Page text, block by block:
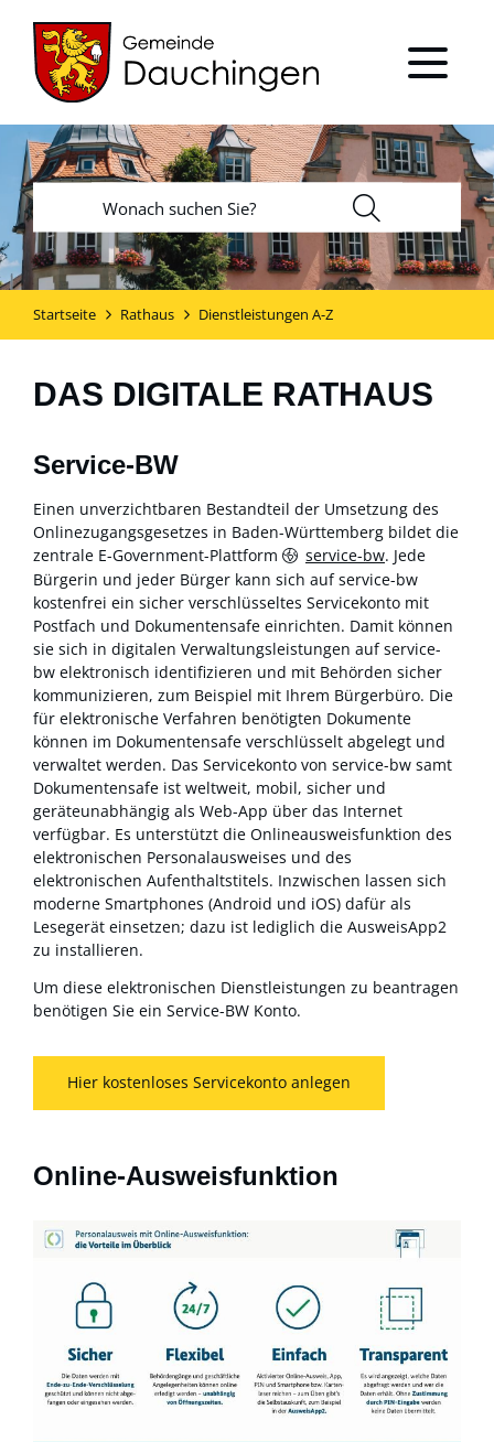
Startseite Rathaus Dienstleistungen A-Z
DAS DIGITALE RATHAUS
Service-BW
Einen unverzichtbaren Bestandteil der Umsetzung des
Onlinezugangsgesetzes in Baden-Württemberg bildet die
zentrale E-Government-Plattform
service-bw. Jede
Bürgerin und jeder Bürger kann sich auf service-bw
kostenfrei ein sicher verschlüsseltes Servicekonto mit
Postfach und Dokumentensafe einrichten. Damit können
sie sich in digitalen Verwaltungsleistungen auf service-
bw elektronisch identifizieren und mit Behörden sicher
kommunizieren, zum Beispiel mit Ihrem Bürgerbüro. Die
für elektronische Verfahren benötigten Dokumente
können im Dokumentensafe verschlüsselt abgelegt und
verwaltet werden. Das Servicekonto von service-bw samt
Dokumentensafe ist weltweit, mobil, sicher und
geräteunabhängig als Web-App über das Internet
verfügbar. Es unterstützt die Onlineausweisfunktion des
elektronischen Personalausweises und des
elektronischen Aufenthaltstitels. Inzwischen lassen sich
moderne Smartphones (Android und iOS) dafür als
Lesegerät einsetzen; dazu ist lediglich die AusweisApp2
zu installieren.
Um diese elektronischen Dienstleistungen zu beantragen
benötigen Sie ein Service-BW Konto.
Hier kostenloses Servicekonto anlegen
Online-Ausweisfunktion